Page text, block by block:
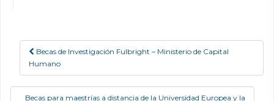
Post navigation
Becas de Investigación Fulbright – Ministerio de Capital
Humano
Becas para maestrías a distancia de la Universidad Europea y la